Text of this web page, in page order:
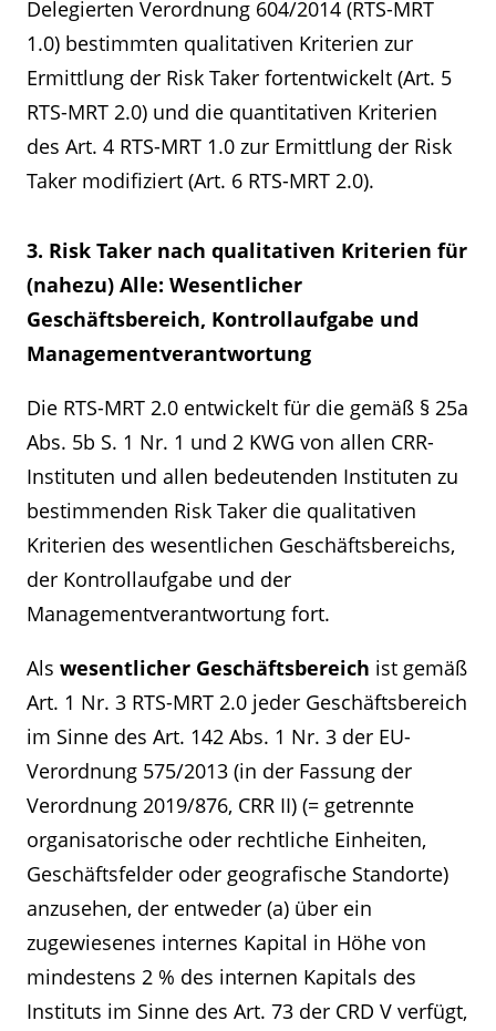
Delegierten Verordnung 604/2014 (RTS-MRT
1.0) bestimmten qualitativen Kriterien zur
Ermittlung der Risk Taker fortentwickelt (Art. 5
RTS-MRT 2.0) und die quantitativen Kriterien
des Art. 4 RTS-MRT 1.0 zur Ermittlung der Risk
Taker modifiziert (Art. 6 RTS-MRT 2.0).
3. Risk Taker nach qualitativen Kriterien für
(nahezu) Alle: Wesentlicher
Geschäftsbereich, Kontrollaufgabe und
Managementverantwortung
Die RTS-MRT 2.0 entwickelt für die gemäß § 25a
Abs. 5b S. 1 Nr. 1 und 2 KWG von allen CRR-
Instituten und allen bedeutenden Instituten zu
bestimmenden Risk Taker die qualitativen
Kriterien des wesentlichen Geschäftsbereichs,
der Kontrollaufgabe und der
Managementverantwortung fort.
Als wesentlicher Geschäftsbereich ist gemäß
Art. 1 Nr. 3 RTS-MRT 2.0 jeder Geschäftsbereich
im Sinne des Art. 142 Abs. 1 Nr. 3 der EU-
Verordnung 575/2013 (in der Fassung der
Verordnung 2019/876, CRR II) (= getrennte
organisatorische oder rechtliche Einheiten,
Geschäftsfelder oder geografische Standorte)
anzusehen, der entweder (a) über ein
zugewiesenes internes Kapital in Höhe von
mindestens 2 % des internen Kapitals des
Instituts im Sinne des Art. 73 der CRD V verfügt,